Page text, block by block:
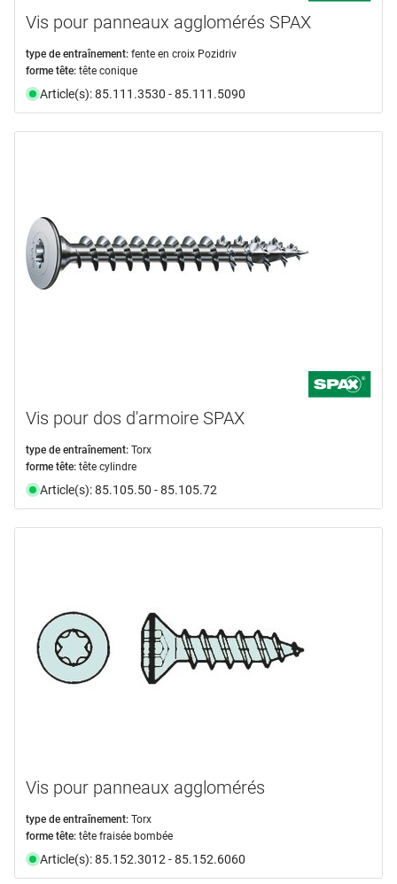
Vis pour panneaux agglomérés SPAX
type de entraînement: fente en croix Pozidriv
forme tête: tête conique
Article(s): 85.111.3530 - 85.111.5090
Vis pour dos d'armoire SPAX
type de entraînement: Torx
forme tête: tête cylindre
Article(s): 85.105.50 - 85.105.72
Vis pour panneaux agglomérés
type de entraînement: Torx
forme tête: tête fraisée bombée
Article(s): 85.152.3012 - 85.152.6060